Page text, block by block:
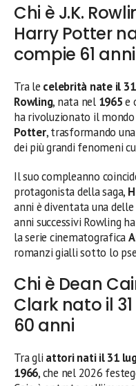
Chi è J.K.
Harry Potter
compie 61 anni
Tra le celebrità nate il
Rowling, nata nel 1965e
ha rivoluzionato il mondo
Potter, trasformando
dei più grandi fenomeni
Il suo compleanno
protagonista della saga,
anni è diventata una
anni successivi Rowling
la serie cinematografica
romanzi gialli sotto lo
Chi è Dean
Clark nato il
60 anni
Tra gli attori nati il 31
1966, che nel 2026